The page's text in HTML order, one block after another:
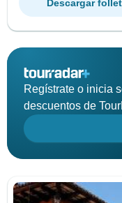
Descargar
Regístrate o inicia
descuentos de